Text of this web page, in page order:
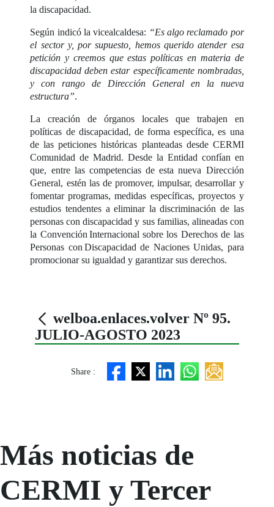
la discapacidad.
Según indicó la vicealcaldesa: “Es algo reclamado por
el sector y, por supuesto, hemos querido atender esa
petición y creemos que estas políticas en materia de
discapacidad deben estar específicamente nombradas,
y con rango de Dirección General en la nueva
estructura”.
La creación de órganos locales que trabajen en
políticas de discapacidad, de forma específica, es una
de las peticiones históricas planteadas desde CERMI
Comunidad de Madrid. Desde la Entidad confían en
que, entre las competencias de esta nueva Dirección
General, estén las de promover, impulsar, desarrollar y
fomentar programas, medidas específicas, proyectos y
estudios tendentes a eliminar la discriminación de las
personas con discapacidad y sus familias, alineadas con
la Convención Internacional sobre los Derechos de las
Personas con Discapacidad de Naciones Unidas, para
promocionar su igualdad y garantizar sus derechos.
welboa.enlaces.volver Nº 95.
JULIO-AGOSTO 2023
Share :
Más noticias de
CERMI y Tercer